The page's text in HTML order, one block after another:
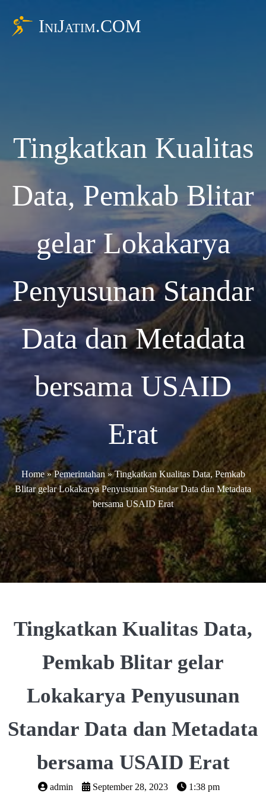
IniJatim.COM
Tingkatkan Kualitas
Data, Pemkab Blitar
gelar Lokakarya
Penyusunan Standar
Data dan Metadata
bersama USAID
Erat
Home»Pemerintahan »Tingkatkan Kualitas Data, Pemkab
Blitar gelar Lokakarya Penyusunan Standar Data dan Metadata
bersama USAID Erat
Tingkatkan Kualitas Data,
Pemkab Blitar gelar
Lokakarya Penyusunan
Standar Data dan Metadata
bersama USAID Erat
admin September 28, 2023 1:38 pm